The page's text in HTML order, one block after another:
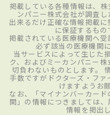
掲載している各種情報は、
ンパニー株式会社が調査し
出来るだけ正確な情報掲載
に保証するもの
掲載されている医療機関へ
必ず該当の医療機関
当サービスによって生じた
ク、およびミーカンパニー
切負わないものとします。
手数ですがドクターズ・フ
けますようお
なお、「マイナンバーカー
関」の情報につきましては、
情報を掲出